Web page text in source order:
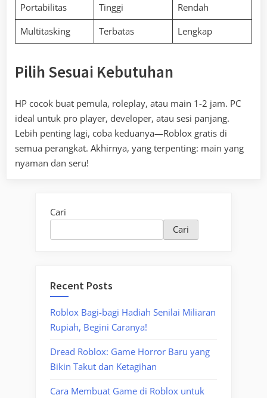
Portabilitas Tinggi
Rendah
Multitasking
Terbatas Lengkap
Pilih Sesuai Kebutuhan
HP cocok buat pemula, roleplay, atau main 1-2 jam. PC
ideal untuk pro player, developer, atau sesi panjang.
Lebih penting lagi, coba keduanya—Roblox gratis di
semua perangkat. Akhirnya, yang terpenting: main yang
nyaman dan seru!
Cari
Cari
Recent Posts
Roblox Bagi-bagi Hadiah Senilai Miliaran
Rupiah, Begini Caranya!
Dread Roblox: Game Horror Baru yang
Bikin Takut dan Ketagihan
Cara Membuat Game di Roblox untuk